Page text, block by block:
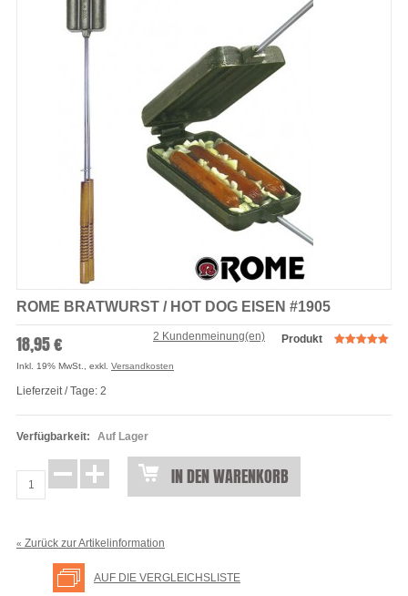
Eisen
ROME BRATWURST / HOT DOG EISEN #1905
Produkt
2 Kundenmeinung(en)
Verfügbarkeit: Auf Lager
18,95 €
Inkl. 19% MwSt. exkl. Versandkosten
Lieferzeit / Tage: 2
IN DEN WARENKORB
« Zurück zur Artikelinformation
AUF DIE VERGLEICHSLISTE